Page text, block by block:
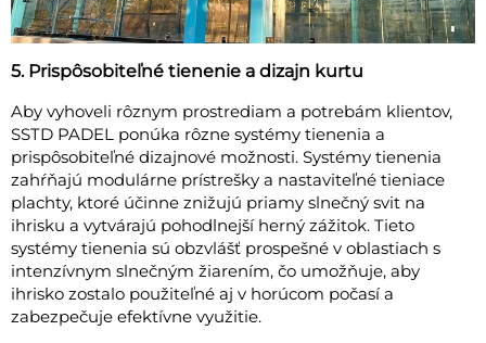
5. Prispôsobiteľné tienenie a dizajn kurtu
Aby vyhoveli rôznym prostrediam a potrebám klientov,
SSTD PADEL ponúka rôzne systémy tienenia a
prispôsobiteľné dizajnové možnosti. Systémy tienenia
zahŕňajú modulárne prístrešky a nastaviteľné tieniace
plachty, ktoré účinne znižujú priamy slnečný svit na
ihrisku a vytvárajú pohodlnejší herný zážitok. Tieto
systémy tienenia sú obzvlášť prospešné v oblastiach s
intenzívnym slnečným žiarením, čo umožňuje, aby
ihrisko zostalo použiteľné aj v horúcom počasí a
zabezpečuje efektívne využitie.